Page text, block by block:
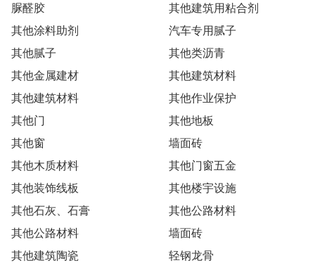
脲醛胶
其他建筑用粘合剂
其他涂料助剂
汽车专用腻子
其他腻子
其他类沥青
其他金属建材
其他建筑材料
其他建筑材料
其他作业保护
其他门
其他地板
其他窗
墙面砖
其他木质材料
其他门窗五金
其他装饰线板
其他楼宇设施
其他石灰、石膏
其他公路材料
其他公路材料
墙面砖
其他建筑陶瓷
轻钢龙骨